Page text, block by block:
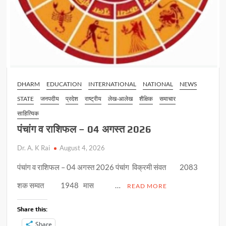
DHARM EDUCATION INTERNATIONAL NATIONAL
NEWS
STATE
जनपदीय प्रदेश राष्ट्रीय लेख-आलेख शैक्षिक
समाचार
साहित्यिक
पंचांग व राशिफल – 04 अगस्त 2026
Dr. A. K Rai August 4, 2026
पंचांग व राशिफल – 04 अगस्त 2026 पंचांग विक्रमी संवत 2083
शक सम्वत 1948 मास …
READ MORE
Share this:
Share